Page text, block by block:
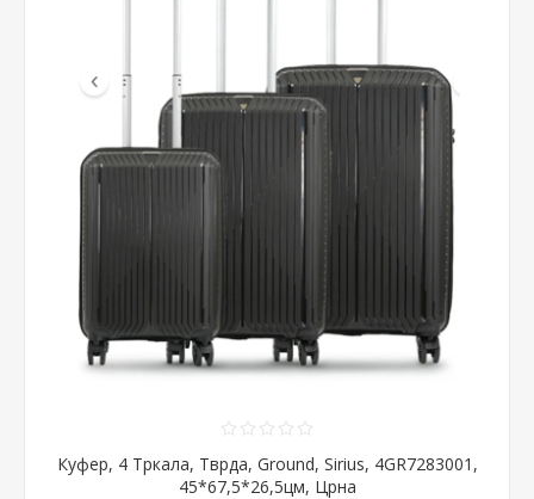
Куфер, 4 Тркала, Тврда, Ground, Sirius, 4GR7283001,
45*67,5*26,5цм, Црна